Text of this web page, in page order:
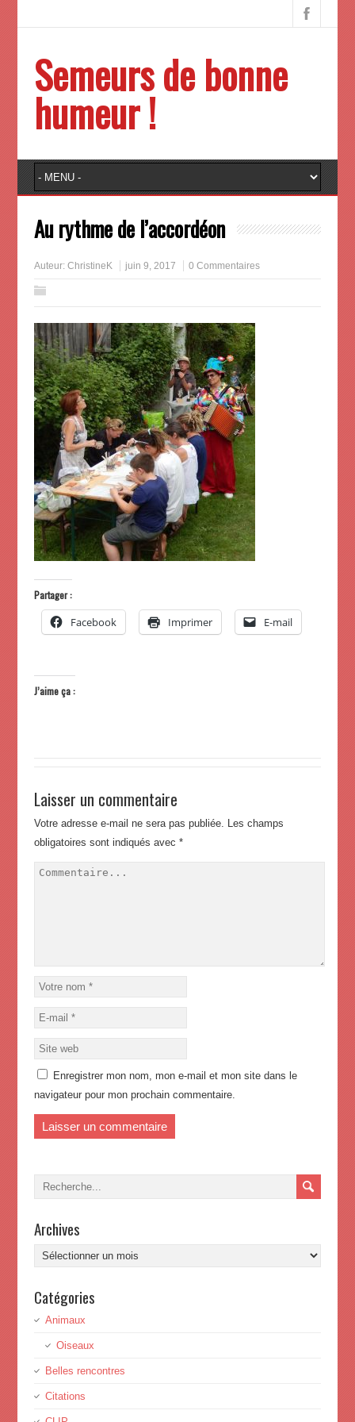
Semeurs de bonne
humeur !
Au rythme de l’accordéon
Auteur: ChristineK juin 9, 2017 0 Commentaires
Partager :
Facebook Imprimer E-mail
J’aime ça :
Laisser un commentaire
Votre adresse e-mail ne sera pas publiée. Les champs
obligatoires sont indiqués avec *
Enregistrer mon nom, mon e-mail et mon site dans le
navigateur pour mon prochain commentaire.
Archives
Archives
Catégories
Animaux
Oiseaux
Belles rencontres
Citations